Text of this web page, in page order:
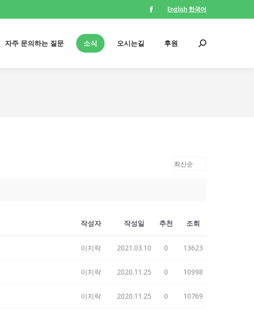
Facebook
opens
English 한국어
자주 문의하는 질문 소식 오시는길 후원 Search:
작성자 작성일 추천 조회
이지락 2021.03.10 0 13623
이지락 2020.11.25 0 10998
이지락 2020.11.25 0 10769